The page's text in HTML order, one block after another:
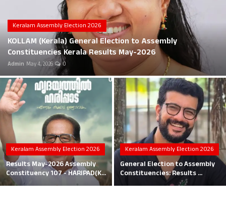
Career
Education
Business
Local News
Earn Money
Tutorials
Malayalam
Keralam Assembly Election 2026
KOLLAM (Kerala) General Election to Assembly
Constituencies Kerala Results May-2026
Admin May 4, 2026 0
Keralam Assembly Election 2026
Results May-2026 Assembly
Constituency 107 - HARIPAD(K...
Keralam Assembly Election 2026
General Election to Assembly
Constituencies: Results ...